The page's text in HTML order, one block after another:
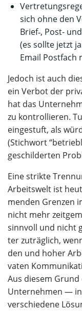
sich ohne den
Brief‑, Post-
(es soll­te jetzt
Email Post­fach
Jedoch ist auch
ein Ver­bot der
hat das
zu kon­trol­lie­ren.
ein­ge­stuft, als
(Stich­wort
geschil­der­ten
Eine strik­te
Arbeits­welt ist
men­den Gren­zen
nicht mehr
sinn­voll und nicht
ter zuträg­lich,
den und hoher
va­ten
Aus die­sem
Unter­neh­men —
ver­schie­de­ne